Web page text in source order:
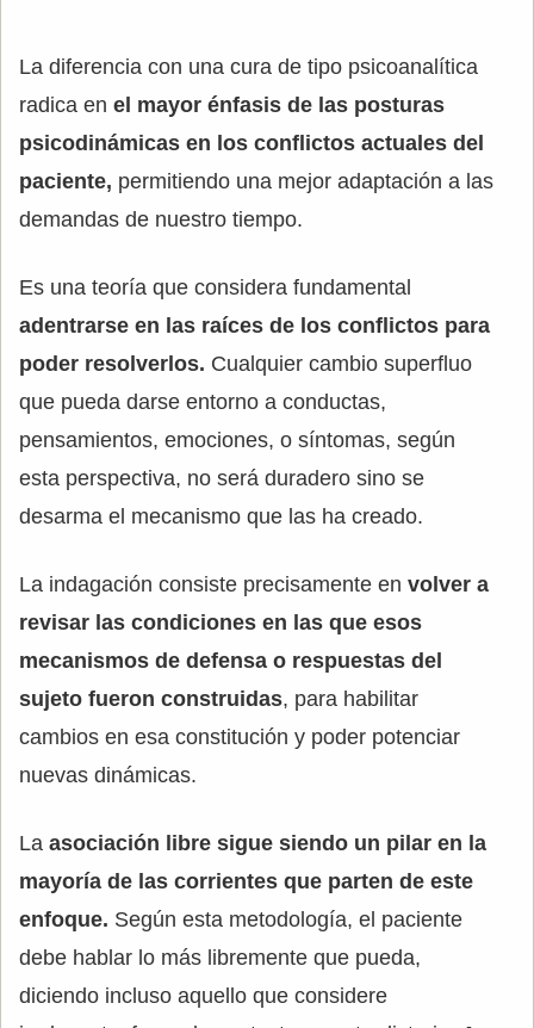
La diferencia con una cura de tipo psicoanalítica
radica en el mayor énfasis de las posturas
psicodinámicas en los conflictos actuales del
paciente, permitiendo una mejor adaptación a las
demandas de nuestro tiempo.
Es una teoría que considera fundamental
adentrarse en las raíces de los conflictos para
poder resolverlos. Cualquier cambio superfluo
que pueda darse entorno a conductas,
pensamientos, emociones, o síntomas, según
esta perspectiva, no será duradero sino se
desarma el mecanismo que las ha creado.
La indagación consiste precisamente en volver a
revisar las condiciones en las que esos
mecanismos de defensa o respuestas del
sujeto fueron construidas, para habilitar
cambios en esa constitución y poder potenciar
nuevas dinámicas.
La asociación libre sigue siendo un pilar en la
mayoría de las corrientes que parten de este
enfoque. Según esta metodología, el paciente
debe hablar lo más libremente que pueda,
diciendo incluso aquello que considere